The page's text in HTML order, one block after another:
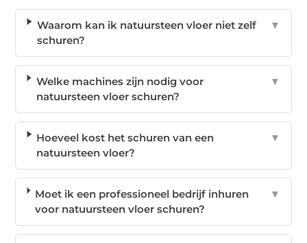
Waarom kan ik natuursteen vloer niet zelf
schuren?
▼
Welke machines zijn nodig voor
natuursteen vloer schuren?
▼
Hoeveel kost het schuren van een
natuursteen vloer?
▼
Moet ik een professioneel bedrijf inhuren
voor natuursteen vloer schuren?
▼